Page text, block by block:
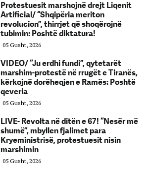
Protestuesit marshojnë drejt Liqenit
Artificial/ “Shqipëria meriton
revolucion”, thirrjet që shoqërojnë
tubimin: Poshtë diktatura!
05 Gusht, 2026
VIDEO/ “Ju erdhi fundi”, qytetarët
marshim-protestë në rrugët e Tiranës,
kërkojnë dorëheqjen e Ramës: Poshtë
qeveria
05 Gusht, 2026
LIVE- Revolta në ditën e 67! “Nesër më
shumë”, mbyllen fjalimet para
Kryeministrisë, protestuesit nisin
marshimin
05 Gusht, 2026